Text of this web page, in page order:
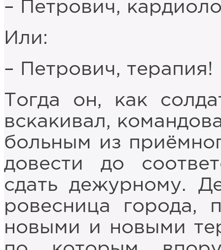
– Петрович,
Или:
– Петрович, терапия!
Тогда он, как
вскакивал,
больным из
довести до
сдать дежурному.
ровесница города,
новыми и новыми